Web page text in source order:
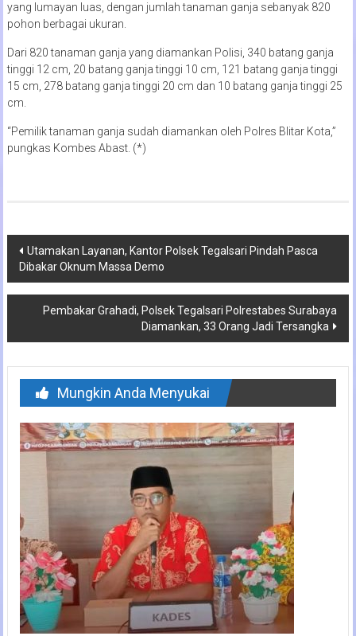
yang lumayan luas, dengan jumlah tanaman ganja sebanyak 820
pohon berbagai ukuran.
Dari 820 tanaman ganja yang diamankan Polisi, 340 batang ganja
tinggi 12 cm, 20 batang ganja tinggi 10 cm, 121 batang ganja tinggi
15 cm, 278 batang ganja tinggi 20 cm dan 10 batang ganja tinggi 25
cm.
“Pemilik tanaman ganja sudah diamankan oleh Polres Blitar Kota,”
pungkas Kombes Abast. (*)
Navigasi
pos
Utamakan Layanan, Kantor Polsek Tegalsari Pindah Pasca
Dibakar Oknum Massa Demo
Pembakar Grahadi, Polsek Tegalsari Polrestabes Surabaya
Diamankan, 33 Orang Jadi Tersangka
Mungkin Anda Menyukai